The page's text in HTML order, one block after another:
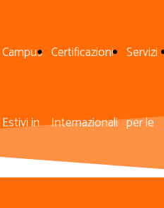
Campus
Estivi in
Certificazioni
Internazionali
Servizi
per le